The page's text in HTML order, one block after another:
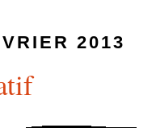
2013